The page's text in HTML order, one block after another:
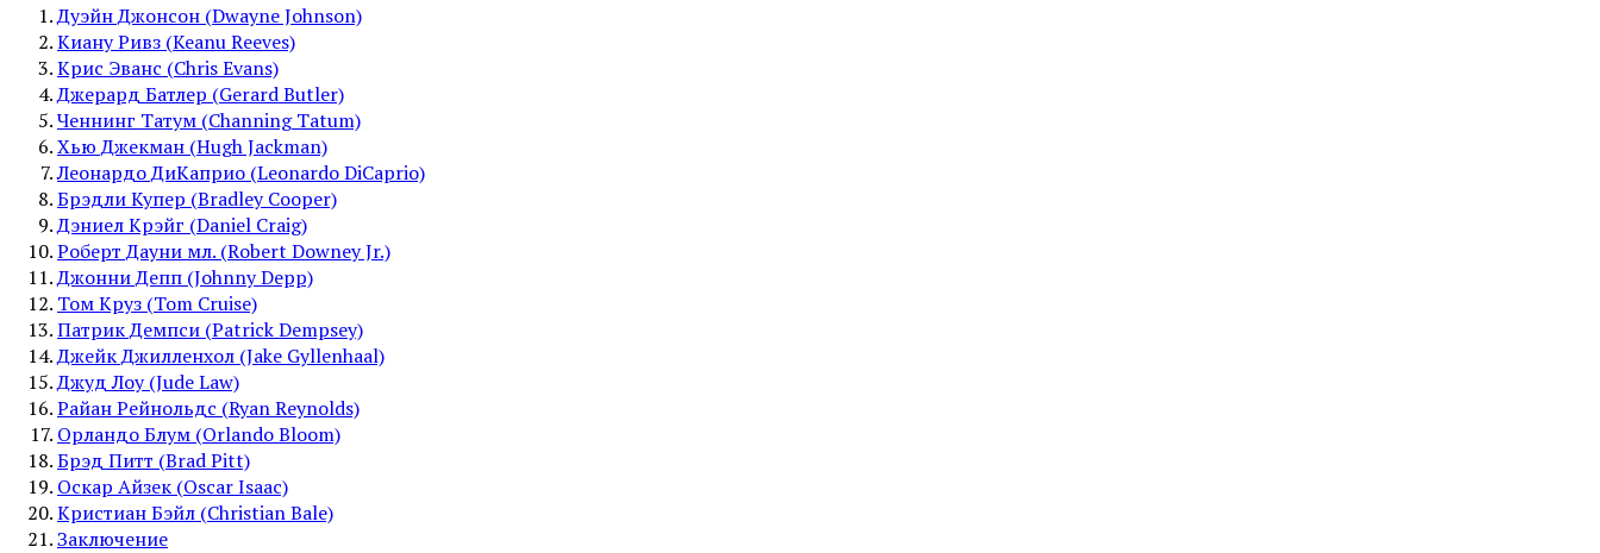
Дуэйн Джонсон (Dwayne Johnson)
Киану Ривз (Keanu Reeves)
Крис Эванс (Chris Evans)
Джерард Батлер (Gerard Butler)
Ченнинг Татум (Channing Tatum)
Хью Джекман (Hugh Jackman)
Леонардо ДиКаприо (Leonardo DiCaprio)
Брэдли Купер (Bradley Cooper)
Дэниел Крэйг (Daniel Craig)
Роберт Дауни мл. (Robert Downey Jr.)
Джонни Депп (Johnny Depp)
Том Круз (Tom Cruise)
Патрик Демпси (Patrick Dempsey)
Джейк Джилленхол (Jake Gyllenhaal)
Джуд Лоу (Jude Law)
Райан Рейнольдс (Ryan Reynolds)
Орландо Блум (Orlando Bloom)
Брэд Питт (Brad Pitt)
Оскар Айзек (Oscar Isaac)
Кристиан Бэйл (Christian Bale)
Заключение